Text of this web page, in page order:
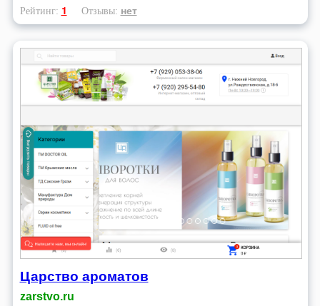
Рейтинг: 1 Отзывы: нет
Царство ароматов
zarstvo.ru